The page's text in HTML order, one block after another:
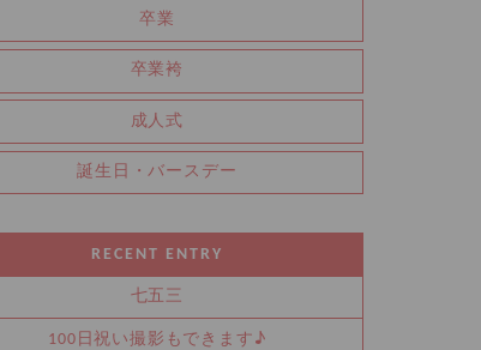
卒業
卒業袴
成人式
誕生日・バースデー
RECENT ENTRY
七五三
100日祝い撮影もできます♪